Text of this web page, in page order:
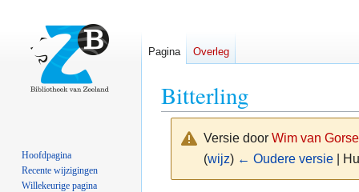
Bitterling
Versie door Wim van
(wijz) ← Oudere versie|
Pagina Overleg
Hoofdpagina
Recente wijzigingen
Willekeurige pagina